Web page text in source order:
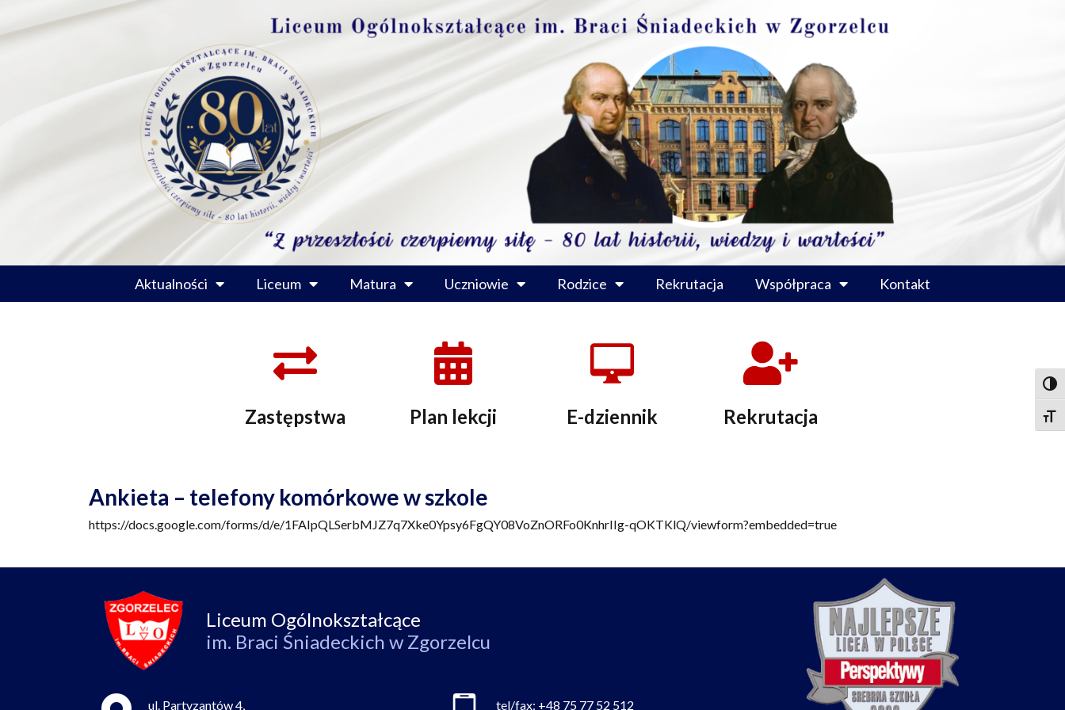
do
Aktualności Liceum Matura Uczniowie Rodzice Rekrutacja Współpraca Kontakt
Zastępstwa Plan lekcji E-dziennik Rekrutacja
Ankieta – telefony komórkowe w szkole
https://docs.google.com/forms/d/e/1FAIpQLSerbMJZ7q7Xke0Ypsy6FgQY08VoZnORFo0KnhrIIg-qOKTKlQ/viewform?embedded=true
Liceum Ogólnokształcące
im. Braci Śniadeckich w Zgorzelcu
ul. Partyzantów 4, tel/fax: +48 75 77 52 512